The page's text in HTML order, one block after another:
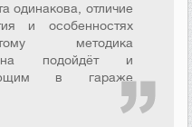
одинакова, отличие
и особенностях
методика
подойдёт и
в гараже